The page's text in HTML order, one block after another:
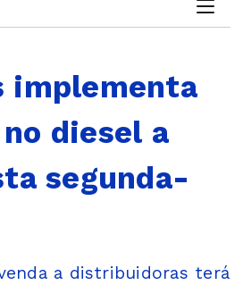
implementa
diesel a
segunda-
a distribuidoras terá